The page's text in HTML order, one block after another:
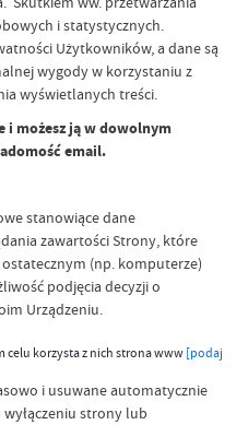
i statystycznych.
Użytkowników, a dane są
wygody w korzystaniu z
wyświetlanych treści.
i możesz ją w dowolnym
email.
stanowiące dane
zawartości Strony, które
(np. komputerze)
podjęcia decyzji o
Urządzeniu.
celu korzysta z nich strona www[podaj
i usuwane automatycznie
strony lub